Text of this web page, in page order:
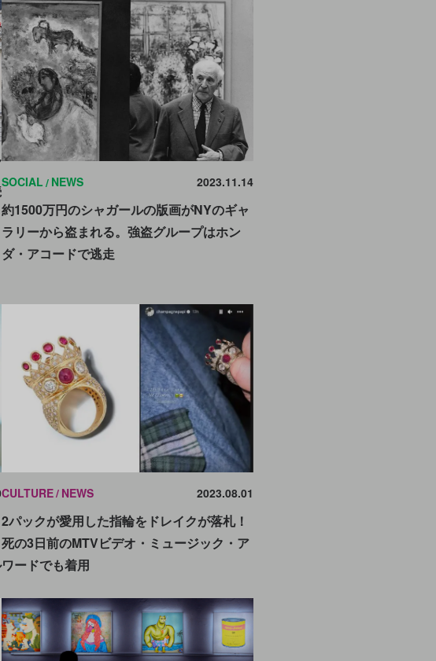
SOCIAL NEWS 2023.11.14
約1500万円のシャガールの版画がNYのギャ
ラリーから盗まれる。強盗グループはホン
ダ・アコードで逃走
CULTURE NEWS 2023.08.01
2パックが愛用した指輪をドレイクが落札！
死の3日前のMTVビデオ・ミュージック・ア
ワードでも着用